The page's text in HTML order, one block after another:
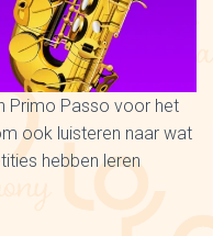
Primo Passo voor het
ook luisteren naar wat
hebben leren